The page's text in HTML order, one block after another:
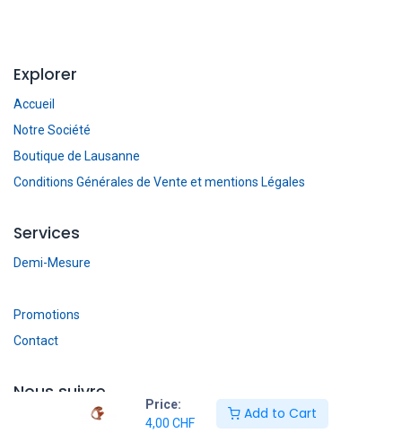
Price:
4,00 CHF
Add to Cart
Explorer
Accueil
Notre Société
Boutique de Lausanne
Conditions Générales de Vente et mentions Légales
Services
Demi-Mesure
Promotions
Contact
Nous suivre
Facebook